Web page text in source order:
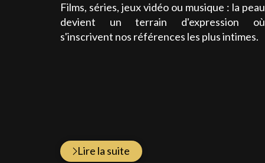
Films, séries, jeux vidéo ou musique : la peau
devient un terrain d'expression où
s'inscrivent nos références les plus intimes.
Lire la suite